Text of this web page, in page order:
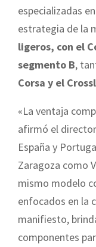
especializadas
estrategia de la
ligeros, con el
segmento B,
Corsa y el
«La ventaja
afirmó el
España y
Zaragoza como
mismo modelo
enfocados en la
manifiesto,
componentes